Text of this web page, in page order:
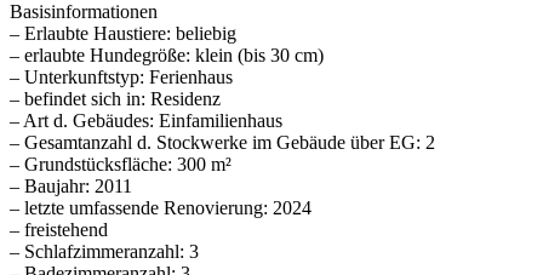
Basisinformationen
– Erlaubte Haustiere: beliebig
– erlaubte Hundegröße: klein (bis 30 cm)
– Unterkunftstyp: Ferienhaus
– befindet sich in: Residenz
– Art d. Gebäudes: Einfamilienhaus
– Gesamtanzahl d. Stockwerke im Gebäude über EG: 2
– Grundstücksfläche: 300 m²
– Baujahr: 2011
– letzte umfassende Renovierung: 2024
– freistehend
– Schlafzimmeranzahl: 3